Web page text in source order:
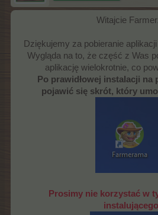
Witajcie
Dziękujemy za pobieranie
Wygląda na to, że część z Was
aplikację wielokrotnie, co
Po prawidłowej instalacji na
pojawić się skrót, który
Prosimy nie korzystać w